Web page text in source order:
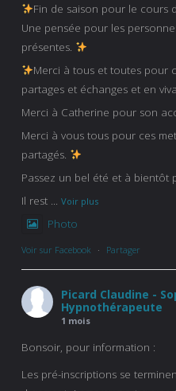
Fin de saison pour le cours
Une pensée pour les
présentes.
Merci à tous et toutes pour
partages et échanges et en
Merci à Catherine pour son
Merci à vous tous pour ces
partagés.
Passez un bel été et à bientôt
Il rest ... Voir plus
Photo
Voir sur Facebook · Partager
Picard Claudine -
Hypnothérapeute
1 mois
Bonsoir, pour information :
Les pré-inscriptions se